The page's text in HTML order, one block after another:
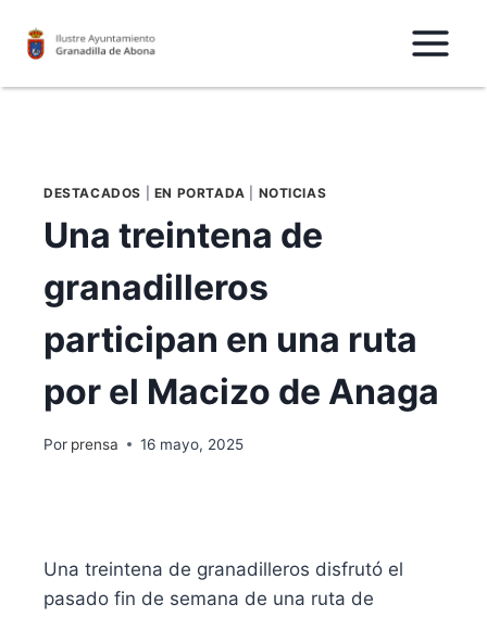
DESTACADOS EN PORTADA NOTICIAS
Una treintena de
granadilleros
participan en una ruta
por el Macizo de Anaga
Por prensa 16 mayo, 2025
Una treintena de granadilleros disfrutó el
pasado fin de semana de una ruta de